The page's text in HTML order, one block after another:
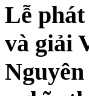
Lễ
và giải